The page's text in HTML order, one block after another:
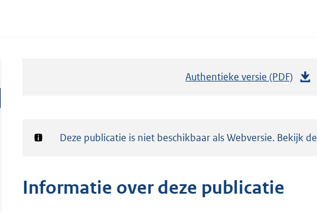
Authentieke versie (PDF)
a
Notificatie:
Deze publicatie is niet beschikbaar als Webversie. Bekijk de
Informatie over deze publicatie